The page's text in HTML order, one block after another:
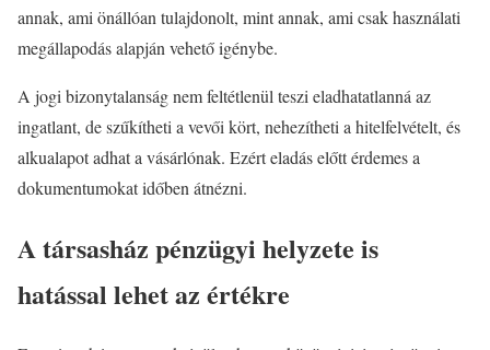
annak, ami önállóan tulajdonolt, mint annak, ami csak használati
megállapodás alapján vehető igénybe.
A jogi bizonytalanság nem feltétlenül teszi eladhatatlanná az
ingatlant, de szűkítheti a vevői kört, nehezítheti a hitelfelvételt, és
alkualapot adhat a vásárlónak. Ezért eladás előtt érdemes a
dokumentumokat időben átnézni.
A társasház pénzügyi helyzete is
hatással lehet az értékre